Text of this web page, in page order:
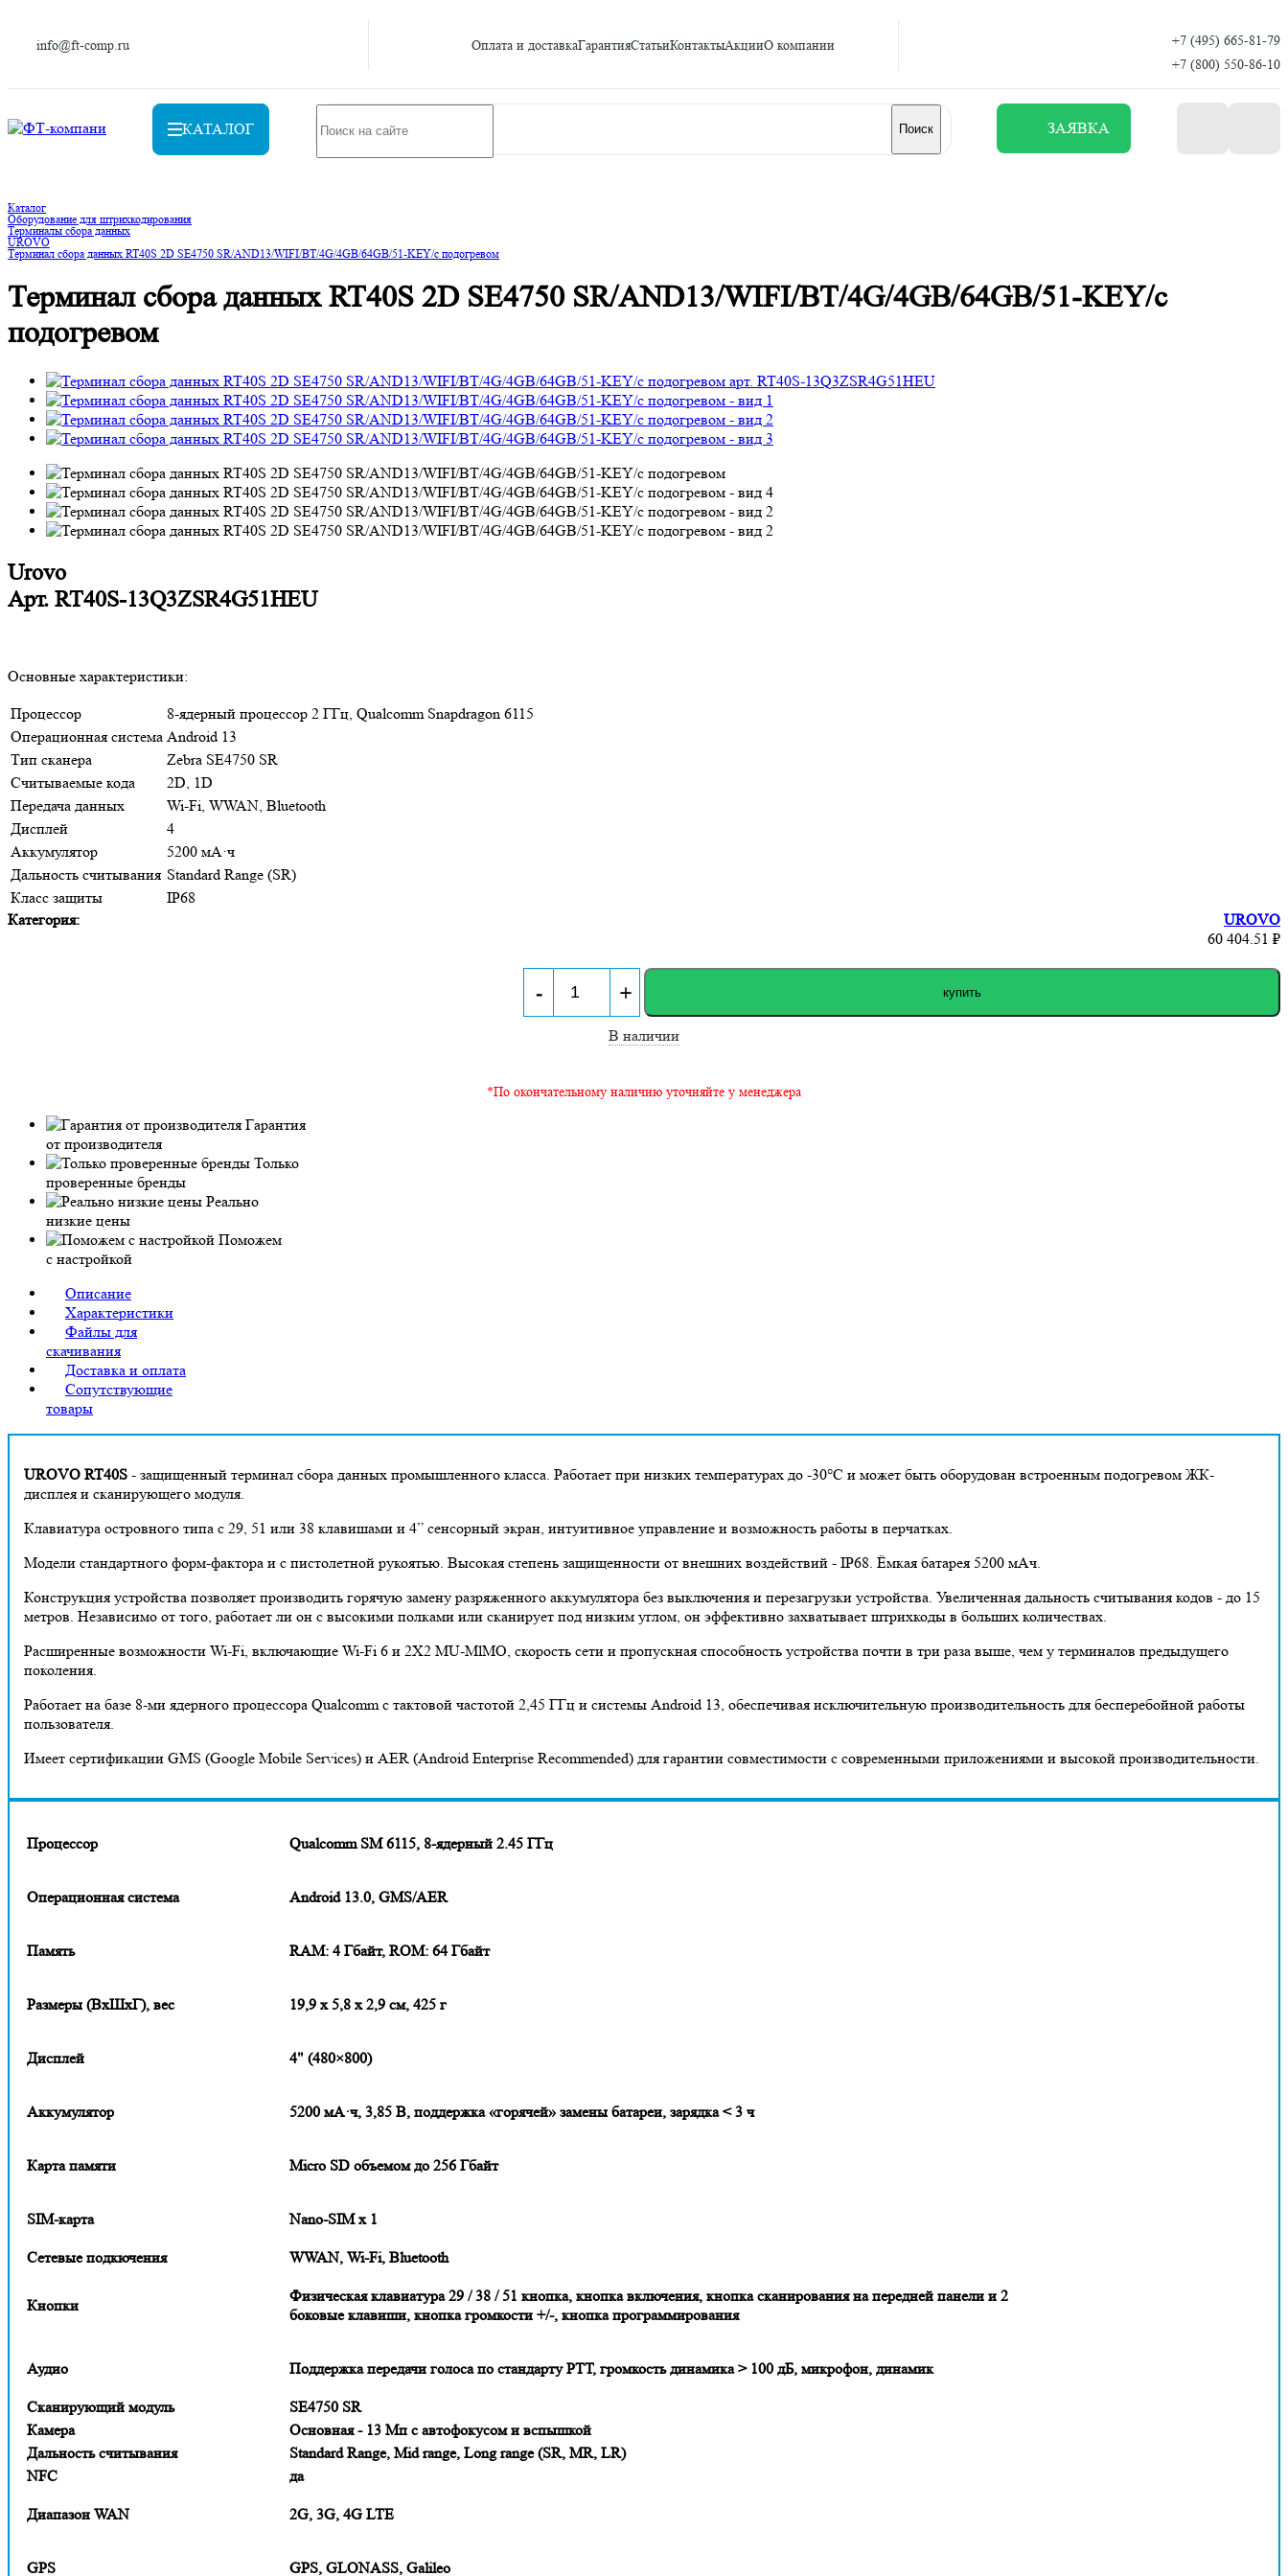
info@ft-comp.ru Оплата и доставкаГарантияСтатьиКонтактыАкцииО компании
+7 (495) 665-81-79
+7 (800) 550-86-10
КАТАЛОГ Поиск ЗАЯВКА
Каталог
Оборудование для штрихкодирования
Терминалы сбора данных
UROVO
Терминал сбора данных RT40S 2D SE4750 SR/AND13/WIFI/BT/4G/4GB/64GB/51-KEY/с подогревом
Терминал сбора данных RT40S 2D SE4750 SR/AND13/WIFI/BT/4G/4GB/64GB/51-KEY/с
подогревом
Urovo
Арт. RT40S-13Q3ZSR4G51HEU
Основные характеристики:
Процессор
8-ядерный процессор 2 ГГц, Qualcomm Snapdragon 6115
Операционная система Android 13
Тип сканера
Zebra SE4750 SR
Считываемые кода
2D, 1D
Передача данных
Wi-Fi, WWAN, Bluetooth
Дисплей
4
Аккумулятор
5200 мА·ч
Дальность считывания Standard Range (SR)
Класс защиты
IP68
Категория:
UROVO
60 404.51 ₽
- + купить
В наличии
*По окончательному наличию уточняйте у менеджера
Гарантия
от производителя
Только
проверенные бренды
Реально
низкие цены
Поможем
с настройкой
Описание
Характеристики
Файлы для
скачивания
Доставка и оплата
Сопутствующие
товары
UROVO RT40S - защищенный терминал сбора данных промышленного класса. Работает при низких температурах до -30°C и может быть оборудован встроенным подогревом ЖК-
дисплея и сканирующего модуля.
Клавиатура островного типа с 29, 51 или 38 клавишами и 4” сенсорный экран, интуитивное управление и возможность работы в перчатках.
Модели стандартного форм-фактора и с пистолетной рукоятью. Высокая степень защищенности от внешних воздействий - IP68. Ёмкая батарея 5200 мАч.
Конструкция устройства позволяет производить горячую замену разряженного аккумулятора без выключения и перезагрузки устройства. Увеличенная дальность считывания кодов - до 15
метров. Независимо от того, работает ли он с высокими полками или сканирует под низким углом, он эффективно захватывает штрихкоды в больших количествах.
Расширенные возможности Wi-Fi, включающие Wi-Fi 6 и 2X2 MU-MlMO, скорость сети и пропускная способность устройства почти в три раза выше, чем у терминалов предыдущего
поколения.
Работает на базе 8-ми ядерного процессора Qualcomm с тактовой частотой 2,45 ГГц и системы Android 13, обеспечивая исключительную производительность для бесперебойной работы
пользователя.
Имеет сертификации GMS (Google Mobile Services) и AER (Android Enterprise Recommended) для гарантии совместимости с современными приложениями и высокой производительности.
Процессор Qualcomm SM 6115, 8-ядерный 2.45 ГГц
Операционная система Android 13.0, GMS/AER
Память RAM: 4 Гбайт, ROM: 64 Гбайт
Размеры (ВxШxГ), вес 19,9 х 5,8 х 2,9 см, 425 г
Дисплей 4" (480×800)
Аккумулятор 5200 мА·ч, 3,85 В, поддержка «горячей» замены батареи, зарядка < 3 ч
Карта памяти Micro SD объемом до 256 Гбайт
SIM-карта Nano-SIM x 1
Сетевые подкючения WWAN, Wi-Fi, Bluetooth
Кнопки
Физическая клавиатура 29 / 38 / 51 кнопка, кнопка включения, кнопка сканирования на передней панели и 2
боковые клавиши, кнопка громкости +/-, кнопка программирования
Аудио Поддержка передачи голоса по стандарту РТТ, громкость динамика > 100 дБ, микрофон, динамик
Сканирующий модуль
SE4750 SR
Камера
Основная - 13 Мп с автофокусом и вспышкой
Дальность считывания
Standard Range, Mid range, Long range (SR, MR, LR)
NFC
да
Диапазон WAN 2G, 3G, 4G LTE
GPS GPS, GLONASS, Galileo